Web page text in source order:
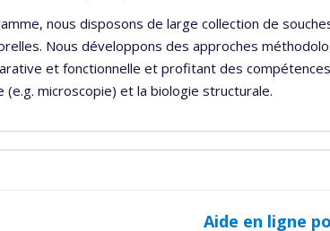
nous disposons de large collection de
Nous développons des approches
et fonctionnelle et profitant des
(e.g. microscopie) et la biologie structurale.
Aide en ligne